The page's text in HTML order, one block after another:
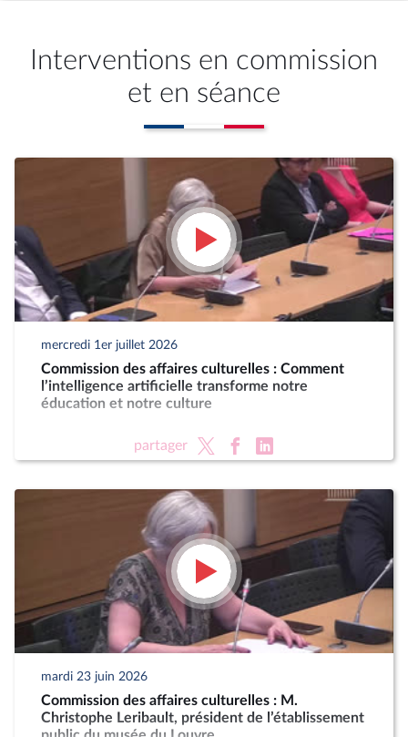
Interventions en commission
et en séance
mercredi 1er juillet 2026
Commission des affaires culturelles : Comment
l’intelligence artificielle transforme notre
éducation et notre culture
partager
mardi 23 juin 2026
Commission des affaires culturelles : M.
Christophe Leribault, président de l’établissement